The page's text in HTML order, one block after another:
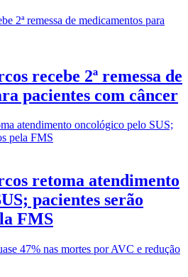
recebe 2ª remessa de
pacientes com câncer
retoma atendimento
pacientes serão
FMS